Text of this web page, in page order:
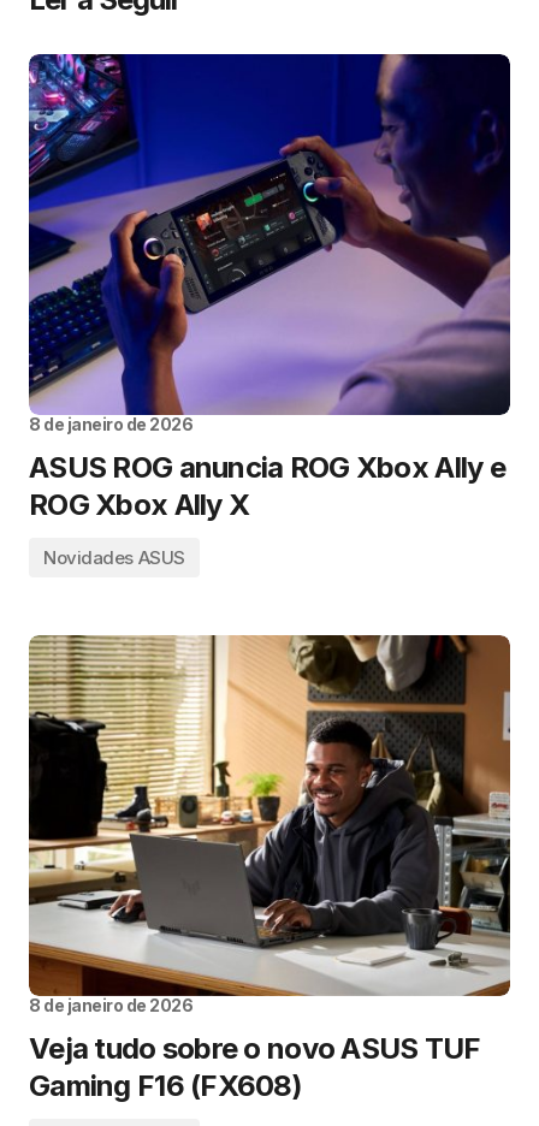
8 de janeiro de 2026
ASUS ROG anuncia ROG Xbox Ally e
ROG Xbox Ally X
Novidades ASUS
8 de janeiro de 2026
Veja tudo sobre o novo ASUS TUF
Gaming F16 (FX608)